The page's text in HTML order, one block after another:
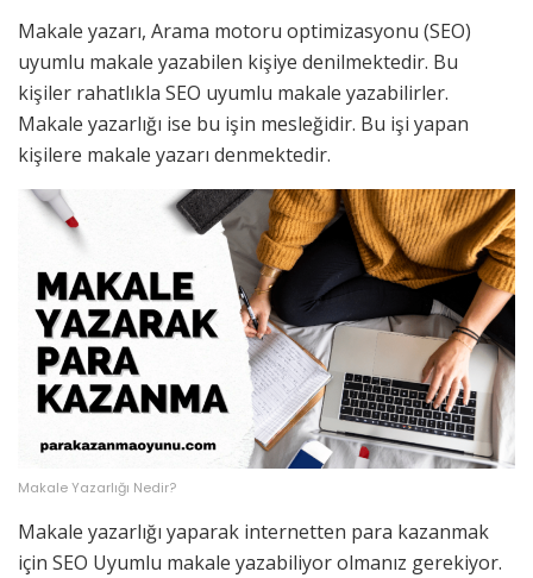
Makale yazarı, Arama motoru optimizasyonu (SEO)
uyumlu makale yazabilen kişiye denilmektedir. Bu
kişiler rahatlıkla SEO uyumlu makale yazabilirler.
Makale yazarlığı ise bu işin mesleğidir. Bu işi yapan
kişilere makale yazarı denmektedir.
Makale Yazarlığı Nedir?
Makale yazarlığı yaparak internetten para kazanmak
için SEO Uyumlu makale yazabiliyor olmanız gerekiyor.